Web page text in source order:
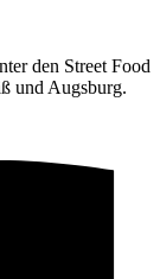
den Street Food
und Augsburg.